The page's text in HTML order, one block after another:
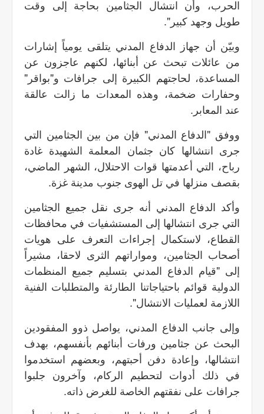
الحرب، وأن انتشال الجثامين بحاجة إلى وقت
طويل وجهد كبير".
وبيّن أن جهاز الدفاع المدني يتلقى يومياً إشارات
من عائلات تبحث عن أبنائها، لكنهم عاجزون عن
المساعدة، لحاجتهم الكبيرة إلى جرافات و"بواقر"
وحفارات ضخمة، وهذه المعدات ما زالت عالقة
عند المعابر.
ووفق "الدفاع المدني" فإن من بين الجثامين التي
جرى انتشالها كان جثمان المعلمة الشهيدة غادة
رباح، التي أعدمتها قوات الاحتلال، الشهر الماضي،
بقصف منزلها في تل الهوى جنوب مدينة غزة.
وأكد الدفاع المدني أنه جرى نقل جميع الجثامين
التي جرى انتشالها إلى المستشفيات في محافظات
القطاع، لاستكمال إجراءات التعرف على هويات
أصحاب الجثامين، ومواراتهم الثرى لاحقا، مشيراً
إلى "قيام الدفاع المدني بتسليم جميع المنظمات
الدولية قوائم باحتياجاتنا الطارئة والمتطلبات الفنية
اللازمة لعمليات الانتشال".
وإلى جانب الدفاع المدني، يواصل ذوو المفقودين
البحث عن جثامين ورفات أبنائهم بأنفسهم، بهدف
انتشالها، وإعادة دفن أحبتهم، وبعضهم استخدموا
في ذلك أدوات لتحطيم الركام، وآخرون جلبوا
جرافات على نفقتهم الخاصة للغرض ذاته.